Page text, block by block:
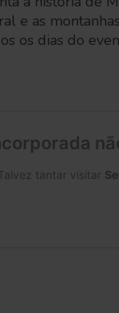
e as
os dias do